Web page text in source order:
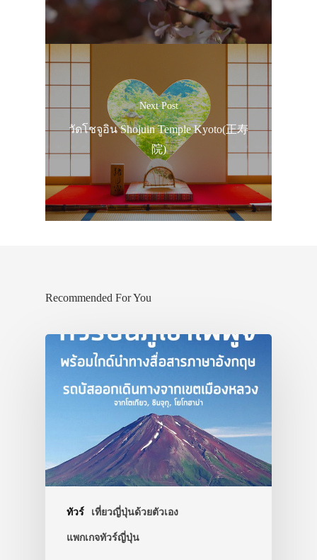
Next Post
วัดโชจูอิน Shojuin Temple Kyoto(正寿
院)
Recommended For You
ทัวร์ เที่ยวญี่ปุ่นด้วยตัวเอง
แพกเกจทัวร์ญี่ปุ่น
ประเทศญี่ปุ่น
เที่ยวญี่ปุ่นด้ว
เอง
รถบัส